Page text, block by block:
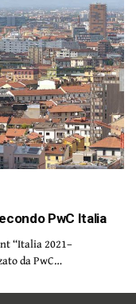
PwC Italia
“Italia 2021–
da PwC…